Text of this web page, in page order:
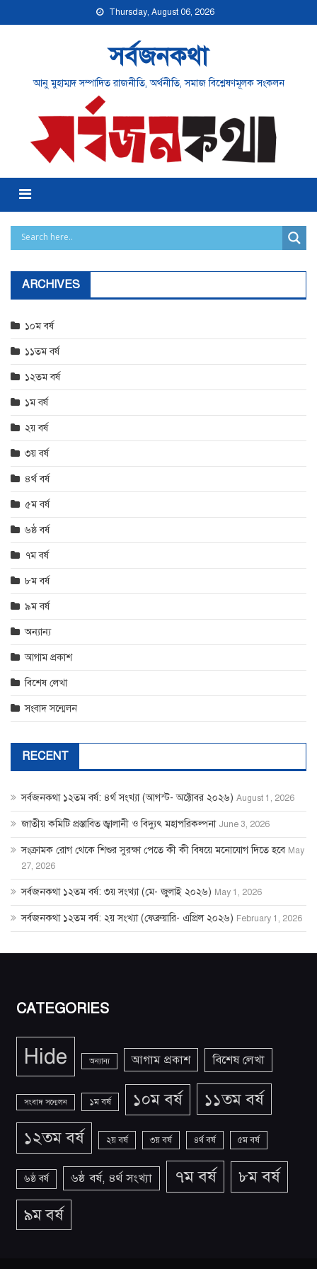
to
Thursday, August 06, 2026
সর্বজনকথা
আনু মুহাম্মদ সম্পাদিত রাজনীতি, অর্থনীতি, সমাজ বিশ্লেষণমূলক সংকলন
Menu
ARCHIVES
১০ম বর্ষ
১১তম বর্ষ
১২তম বর্ষ
১ম বর্ষ
২য় বর্ষ
৩য় বর্ষ
৪র্থ বর্ষ
৫ম বর্ষ
৬ষ্ঠ বর্ষ
৭ম বর্ষ
৮ম বর্ষ
৯ম বর্ষ
অন্যান্য
আগাম প্রকাশ
বিশেষ লেখা
সংবাদ সন্মেলন
RECENT
সর্বজনকথা ১২তম বর্ষ: ৪র্থ সংখ্যা (আগস্ট- অক্টোবর ২০২৬) August 1, 2026
জাতীয় কমিটি প্রস্তাবিত জ্বালানী ও বিদ্যুৎ মহাপরিকল্পনা June 3, 2026
সংক্রামক রোগ থেকে শিশুর সুরক্ষা পেতে কী কী বিষয়ে মনোযোগ দিতে হবে May
27, 2026
সর্বজনকথা ১২তম বর্ষ: ৩য় সংখ্যা (মে- জুলাই ২০২৬) May 1, 2026
সর্বজনকথা ১২তম বর্ষ: ২য় সংখ্যা (ফেব্রুয়ারি- এপ্রিল ২০২৬) February 1, 2026
CATEGORIES
Hide অন্যান্য আগাম প্রকাশ বিশেষ লেখা
সংবাদ সন্মেলন ১ম বর্ষ ১০ম বর্ষ ১১তম বর্ষ
১২তম বর্ষ ২য় বর্ষ ৩য় বর্ষ ৪র্থ বর্ষ ৫ম বর্ষ
৬ষ্ঠ বর্ষ ৬ষ্ঠ বর্ষ, ৪র্থ সংখ্যা ৭ম বর্ষ
৮ম বর্ষ
৯ম বর্ষ